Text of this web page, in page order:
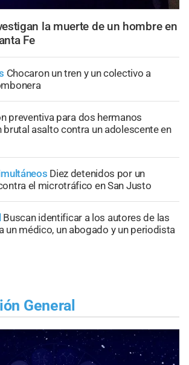
la muerte de un hombre en
Fe
Chocaron un tren y un colectivo a
preventiva para dos hermanos
brutal asalto contra un adolescente en
Diez detenidos por un
el microtráfico en San Justo
Buscan identificar a los autores de las
un médico, un abogado y un periodista
General